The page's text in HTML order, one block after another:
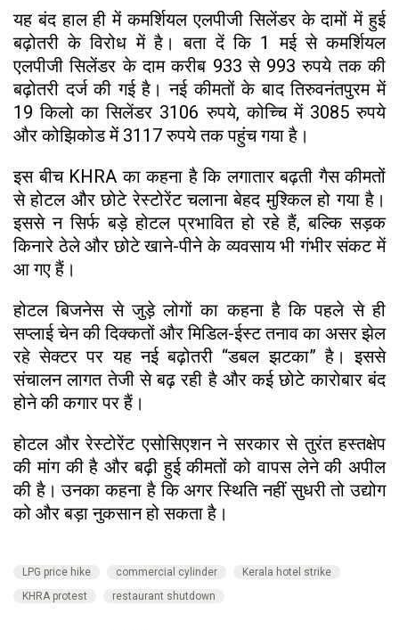
यह बंद हाल ही में कमर्शियल एलपीजी सिलेंडर के दामों में हुई
बढ़ोतरी के विरोध में है। बता दें कि 1 मई से कमर्शियल
एलपीजी सिलेंडर के दाम करीब 933 से 993 रुपये तक की
बढ़ोतरी दर्ज की गई है। नई कीमतों के बाद तिरुवनंतपुरम में
19 किलो का सिलेंडर 3106 रुपये, कोच्चि में 3085 रुपये
और कोझिकोड में 3117 रुपये तक पहुंच गया है।
इस बीच KHRA का कहना है कि लगातार बढ़ती गैस कीमतों
से होटल और छोटे रेस्टोरेंट चलाना बेहद मुश्किल हो गया है।
इससे न सिर्फ बड़े होटल प्रभावित हो रहे हैं, बल्कि सड़क
किनारे ठेले और छोटे खाने-पीने के व्यवसाय भी गंभीर संकट में
आ गए हैं।
होटल बिजनेस से जुड़े लोगों का कहना है कि पहले से ही
सप्लाई चेन की दिक्कतों और मिडिल-ईस्ट तनाव का असर झेल
रहे सेक्टर पर यह नई बढ़ोतरी “डबल झटका” है। इससे
संचालन लागत तेजी से बढ़ रही है और कई छोटे कारोबार बंद
होने की कगार पर हैं।
होटल और रेस्टोरेंट एसोसिएशन ने सरकार से तुरंत हस्तक्षेप
की मांग की है और बढ़ी हुई कीमतों को वापस लेने की अपील
की है। उनका कहना है कि अगर स्थिति नहीं सुधरी तो उद्योग
को और बड़ा नुकसान हो सकता है।
LPG price hike commercial cylinder
Kerala hotel strike
KHRA protest
restaurant shutdown